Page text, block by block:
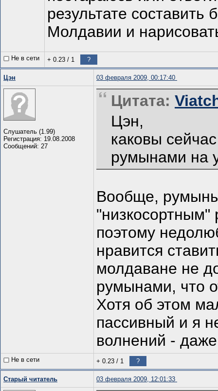
результате
Молдавии и
Не в сети + 0.23 / 1 ?
Цэн 03 февраля 2009, 00:17:40
Слушатель (1.99)
Регистрация: 19.08.2008
Сообщений: 27
Цитата:
Цэн,
каковы
румынами на
Вообще, румыны
поэтому
нравится
молдаване не
румынами, что
Хотя об этом
пассивный и я
волнений -
Не в сети + 0.23 / 1 ?
Старый читатель 03 февраля 2009, 12:01:33